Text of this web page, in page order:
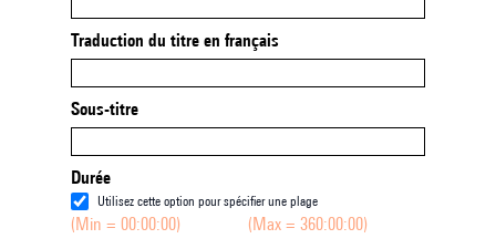
Traduction du titre en français
Sous-titre
Durée
Utilisez cette option pour spécifier une plage
(Min = 00:00:00) (Max = 360:00:00)